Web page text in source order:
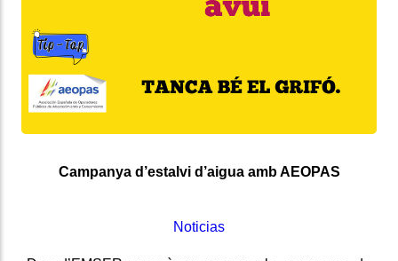
Campanya d’estalvi d’aigua amb AEOPAS
Noticias